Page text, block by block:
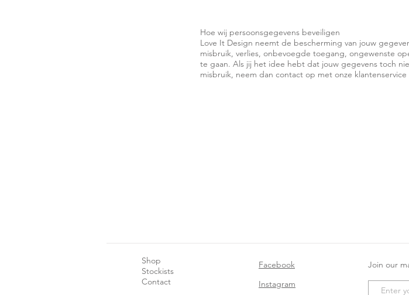
Hoe wij persoonsgegevens beveiligen
Love It Design neemt de bescherming van jouw
misbruik, verlies, onbevoegde toegang, ongewenste
te gaan. Als jij het idee hebt dat jouw gegevens toch
misbruik, neem dan contact op met onze klantenservice
Shop
Stockists
Contact
Facebook
Instagram
Join our